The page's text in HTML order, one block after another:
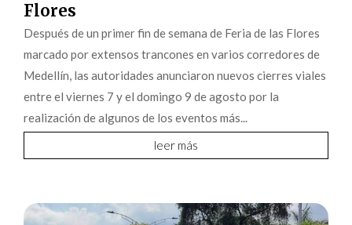
Flores
Después de un primer fin de semana de Feria de las Flores
marcado por extensos trancones en varios corredores de
Medellín, las autoridades anunciaron nuevos cierres viales
entre el viernes 7 y el domingo 9 de agosto por la
realización de algunos de los eventos más...
leer más